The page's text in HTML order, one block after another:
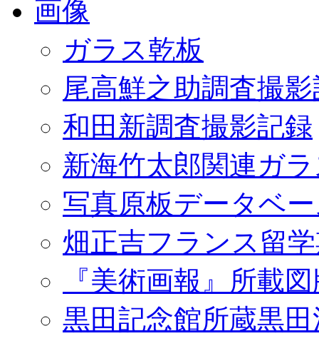
画像
ガラス乾板
尾高鮮之助調査撮
和田新調査撮影記録
新海竹太郎関連ガ
写真原板データベ
畑正吉フランス留
『美術画報』所載
黒田記念館所蔵黒